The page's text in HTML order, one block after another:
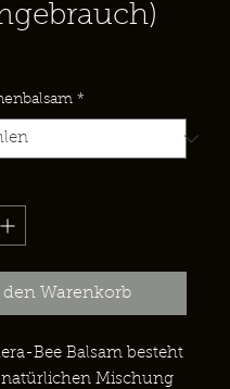
*
den Warenkorb
Bee Balsam besteht
natürlichen Mischung